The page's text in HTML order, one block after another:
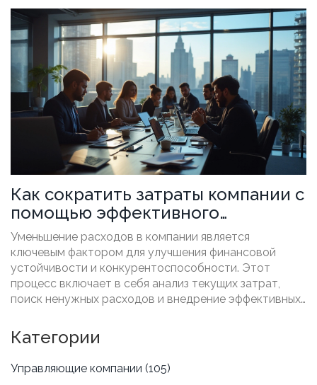
Как сократить затраты компании с
помощью эффективного
управления
Уменьшение расходов в компании является
ключевым фактором для улучшения финансовой
устойчивости и конкурентоспособности. Этот
процесс включает в себя анализ текущих затрат,
поиск ненужных расходов и внедрение эффективных
оптимизации, таких как автоматизация процессов и
контроль за расходами, помогает компании
сохранять свои ресурсы для стратегических
инвестиции и развития. Статья предоставляет
Категории
Управляющие компании (105)